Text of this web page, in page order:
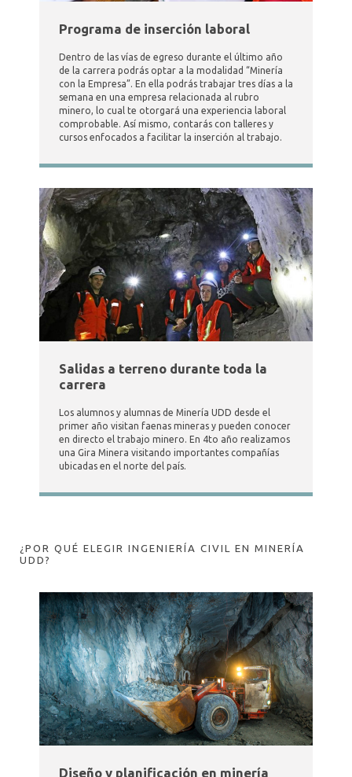
Programa de inserción laboral
Dentro de las vías de egreso durante el último año
de la carrera podrás optar a la modalidad “Minería
con la Empresa”. En ella podrás trabajar tres días a la
semana en una empresa relacionada al rubro
minero, lo cual te otorgará una experiencia laboral
comprobable. Así mismo, contarás con talleres y
cursos enfocados a facilitar la inserción al trabajo.
Salidas a terreno durante toda la
carrera
Los alumnos y alumnas de Minería UDD desde el
primer año visitan faenas mineras y pueden conocer
en directo el trabajo minero. En 4to año realizamos
una Gira Minera visitando importantes compañías
ubicadas en el norte del país.
¿POR QUÉ ELEGIR INGENIERÍA CIVIL EN MINERÍA
UDD?
Diseño y planificación en minería